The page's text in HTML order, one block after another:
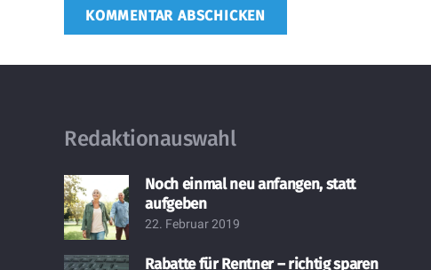
KOMMENTAR ABSCHICKEN
Redaktionauswahl
Noch einmal neu anfangen, statt
aufgeben
22. Februar 2019
Rabatte für Rentner – richtig sparen